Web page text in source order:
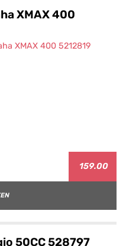
XMAX 400
159.00
50CC 528797